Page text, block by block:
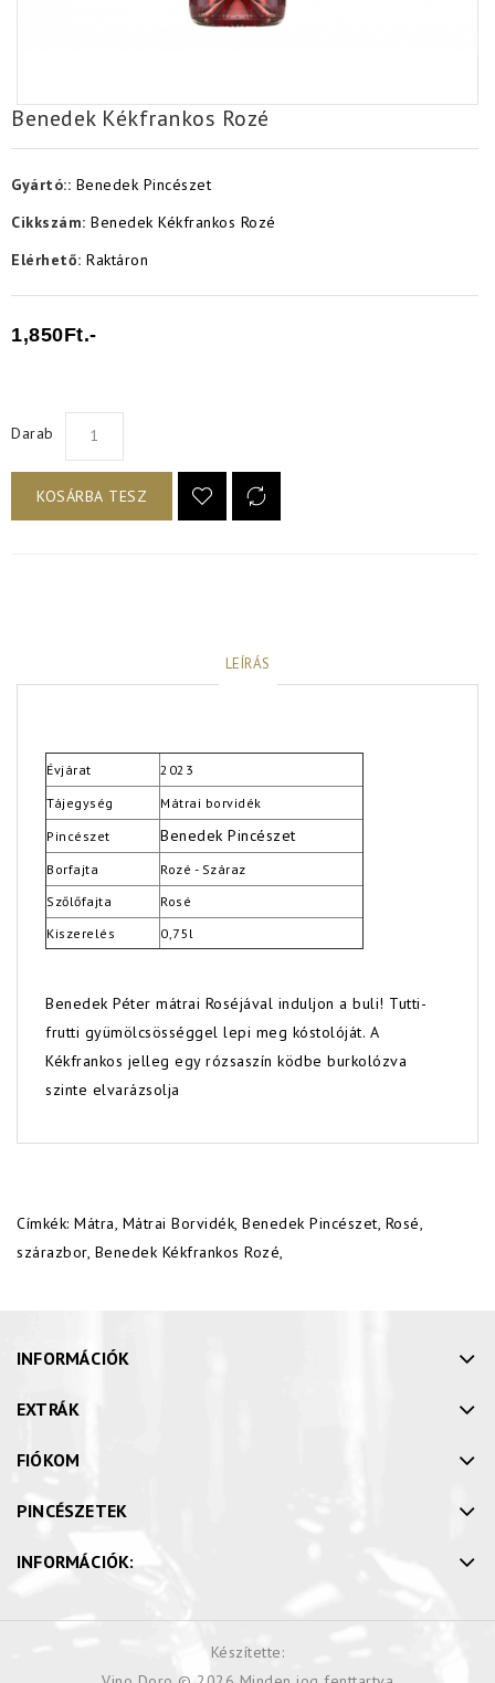
Benedek Kékfrankos Rozé
Gyártó:: Benedek Pincészet
Cikkszám: Benedek Kékfrankos Rozé
Elérhető: Raktáron
1,850Ft.-
Darab
KOSÁRBA TESZ
LEÍRÁS
Évjárat
2023
Tájegység
Mátrai borvidék
Pincészet
Benedek Pincészet
Borfajta
Rozé - Száraz
Szőlőfajta
Rosé
Kiszerelés
0,75l
Benedek Péter mátrai Roséjával induljon a buli! Tutti-
frutti gyümölcsösséggel lepi meg kóstolóját. A
Kékfrankos jelleg egy rózsaszín ködbe burkolózva
szinte elvarázsolja
Címkék: Mátra, Mátrai Borvidék, Benedek Pincészet, Rosé,
szárazbor, Benedek Kékfrankos Rozé,
INFORMÁCIÓK
EXTRÁK
FIÓKOM
PINCÉSZETEK
INFORMÁCIÓK:
Készítette: